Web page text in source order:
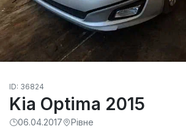
ID: 36824
Kia Optima 2015
06.04.2017 Рівне